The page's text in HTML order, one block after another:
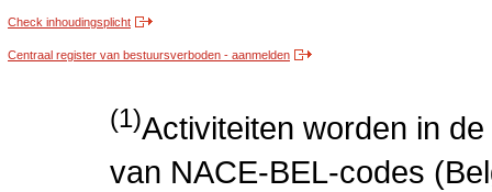
Check inhoudingsplicht
Centraal register van bestuursverboden - aanmelden
(1)Activiteiten worden in
van NACE-BEL-codes